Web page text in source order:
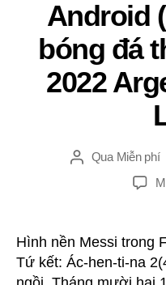
Android
bóng đá
2022
ĐăngQua Miễn phí
Hình nền Messi trong
Tứ kết: Ác-hen-ti-na